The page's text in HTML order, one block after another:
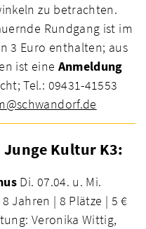
zu betrachten.
Rundgang ist im
3 Euro enthalten; aus
ist eine Anmeldung
Tel.: 09431-41553
Kultur K3:
Di. 07.04. u. Mi.
Jahren | 8 Plätze | 5 €
Veronika Wittig,